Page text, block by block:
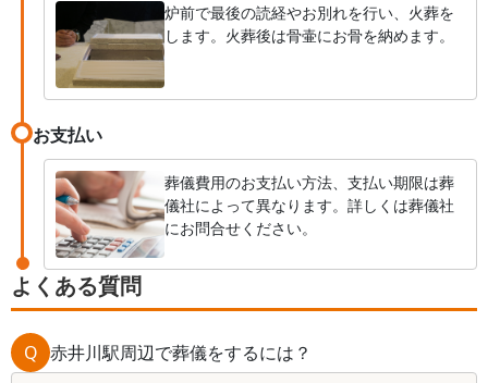
炉前で最後の読経やお別れを行い、火葬を
します。火葬後は骨壷にお骨を納めます。
お支払い
葬儀費用のお支払い方法、支払い期限は葬
儀社によって異なります。詳しくは葬儀社
にお問合せください。
よくある質問
Q 赤井川駅周辺で葬儀をするには？